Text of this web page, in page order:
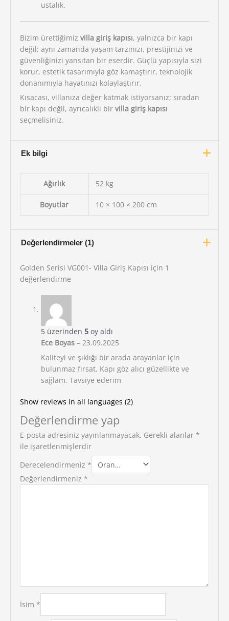
ustalık.
Bizim ürettiğimiz villa giriş kapısı, yalnızca bir kapı
değil; aynı zamanda yaşam tarzınızı, prestijinizi ve
güvenliğinizi yansıtan bir eserdir. Güçlü yapısıyla sizi
korur, estetik tasarımıyla göz kamaştırır, teknolojik
donanımıyla hayatınızı kolaylaştırır.
Kısacası, villanıza değer katmak istiyorsanız; sıradan
bir kapı değil, ayrıcalıklı bir villa giriş kapısı
seçmelisiniz.
Ek bilgi
Ağırlık 52 kg
Boyutlar 10 × 100 × 200 cm
Değerlendirmeler (1)
Golden Serisi VG001- Villa Giriş Kapısı için 1
değerlendirme
5 üzerinden 5oy aldı
Ece Boyas – 23.09.2025
Kaliteyi ve şıklığı bir arada arayanlar için
bulunmaz fırsat. Kapı göz alıcı güzellikte ve
sağlam. Tavsiye ederim
Show reviews in all languages (2)
Değerlendirme yap
E-posta adresiniz yayınlanmayacak. Gerekli alanlar *
ile işaretlenmişlerdir
Derecelendirmeniz *
Değerlendirmeniz *
İsim *